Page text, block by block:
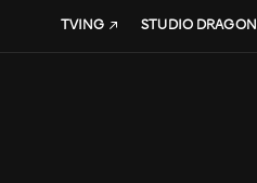
TVING STUDIO DRAGON